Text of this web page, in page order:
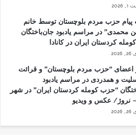
پیام حزب مردم بلوچستان توسط خانم
محمدی” در مراسم یادبود جان‌باختگان
کردستان ایران در کانادا
“حزب مردم بلوچستان” و قرائت
و همدردی در مراسم یادبود
“حزب کومله کردستان ایران” در شهر
نروژ/ عکس و ویدیو